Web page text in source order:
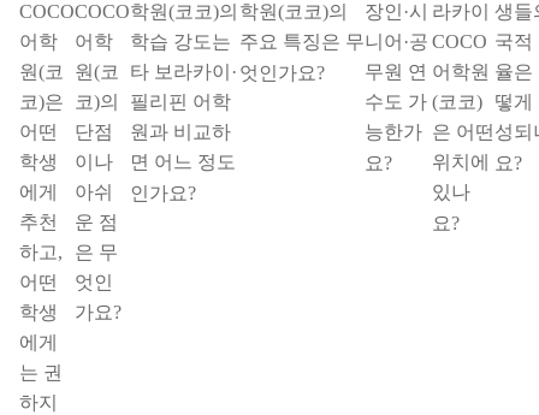
COCO
어학
원(코
코)은
어떤
학생
에게
추천
하고,
어떤
학생
에게
는 권
하지
COCO
어학
원(코
코)의
단점
이나
아쉬
운 점
은 무
엇인
가요?
학원(코코)의
학습 강도는
타 보라카이·
필리핀 어학
원과 비교하
면 어느 정도
인가요?
학원(코코)의
주요 특징은 무
엇인가요?
장인·시
니어·공
무원 연
수도 가
능한가
요?
라카이
COCO
어학원
(코코)
은 어떤
위치에
있나
요?
생들
국적
율은
떻게
성되
요?